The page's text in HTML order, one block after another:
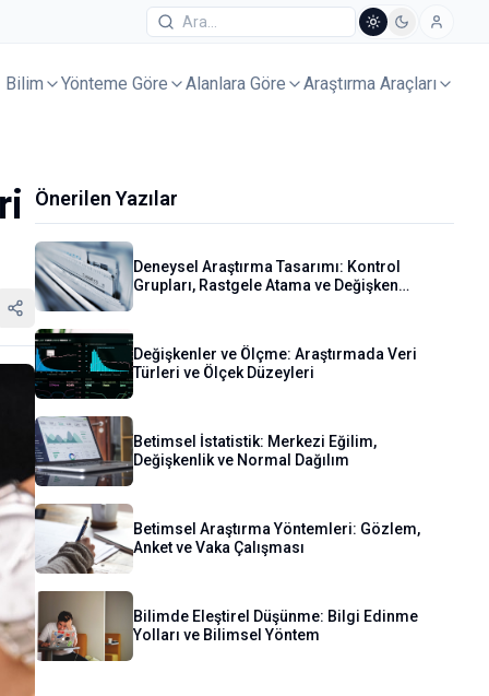
Bilim Yönteme Göre Alanlara Göre Araştırma Araçları
Önerilen Yazılar
Deneysel Araştırma Tasarımı: Kontrol
Grupları, Rastgele Atama ve Değişken
Değişkenler ve Ölçme: Araştırmada Veri
Türleri ve Ölçek Düzeyleri
Betimsel İstatistik: Merkezi Eğilim,
Değişkenlik ve Normal Dağılım
Betimsel Araştırma Yöntemleri: Gözlem,
Anket ve Vaka Çalışması
Bilimde Eleştirel Düşünme: Bilgi Edinme
Yolları ve Bilimsel Yöntem